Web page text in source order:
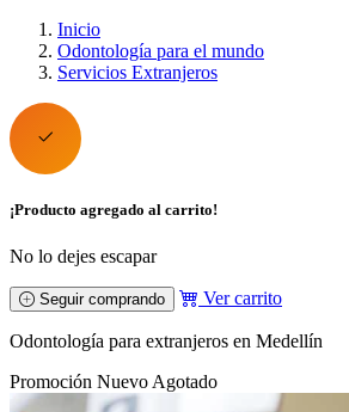
Inicio
Odontología para el mundo
Servicios Extranjeros
¡Producto agregado al carrito!
No lo dejes escapar
Seguir comprando Ver carrito
Odontología para extranjeros en Medellín
Promoción Nuevo Agotado